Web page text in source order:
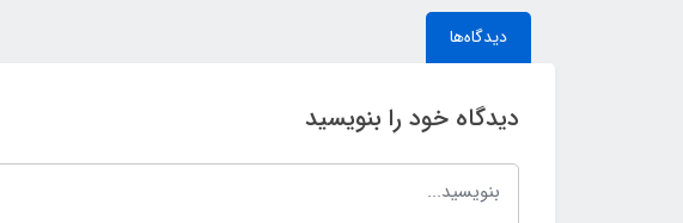
دیدگاه‌ها
دیدگاه خود را بنویسید